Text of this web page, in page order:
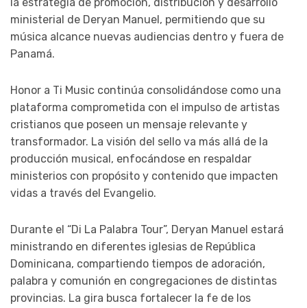
ministerial de Deryan Manuel, permitiendo que su
música alcance nuevas audiencias dentro y fuera de
Panamá.
Honor a Ti Music continúa consolidándose como una
plataforma comprometida con el impulso de artistas
cristianos que poseen un mensaje relevante y
transformador. La visión del sello va más allá de la
producción musical, enfocándose en respaldar
ministerios con propósito y contenido que impacten
vidas a través del Evangelio.
Durante el “Di La Palabra Tour”, Deryan Manuel estará
ministrando en diferentes iglesias de República
Dominicana, compartiendo tiempos de adoración,
palabra y comunión en congregaciones de distintas
provincias. La gira busca fortalecer la fe de los